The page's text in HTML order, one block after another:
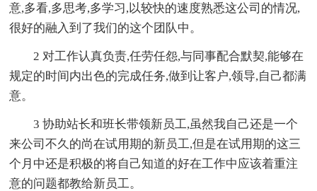
意,多看,多思考,多学习,以较快的速度熟悉这公司的情况,
很好的融入到了我们的这个团队中。
2 对工作认真负责,任劳任怨,与同事配合默契,能够在
规定的时间内出色的完成任务,做到让客户,领导,自己都满
意。
3 协助站长和班长带领新员工,虽然我自己还是一个
来公司不久的尚在试用期的新员工,但是在试用期的这三
个月中还是积极的将自己知道的好在工作中应该着重注
意的问题都教给新员工。